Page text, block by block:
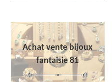
Achat vente bijoux
fantaisie 81